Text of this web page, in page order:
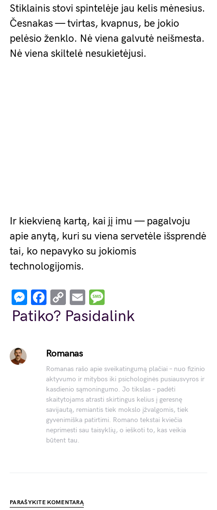
Stiklainis stovi spintelėje jau kelis mėnesius.
Česnakas — tvirtas, kvapnus, be jokio
pelėsio ženklo. Nė viena galvutė neišmesta.
Nė viena skiltelė nesukietėjusi.
Ir kiekvieną kartą, kai jį imu — pagalvoju
apie anytą, kuri su viena servetėle išsprendė
tai, ko nepavyko su jokiomis
technologijomis.
Messenger
Facebook
Copy
Link
Email
Patiko? Pasidalink
Romanas
Romanas rašo apie sveikatingumą plačiai – nuo fizinio
aktyvumo ir mitybos iki psichologinės pusiausvyros ir
kasdienio sąmoningumo. Jo tikslas – padėti
skaitytojams atrasti skirtingus kelius į geresnę
savijautą, remiantis tiek mokslo įžvalgomis, tiek
gyvenimiška patirtimi. Romano tekstai kviečia
neprimesti sau taisyklių, o ieškoti to, kas veikia
būtent tau.
PARAŠYKITE KOMENTARĄ